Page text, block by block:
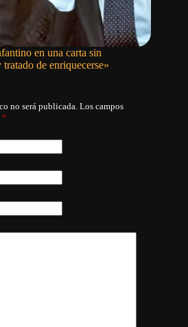
en una carta sin
de enriquecerse»
no será publicada. Los campos
*